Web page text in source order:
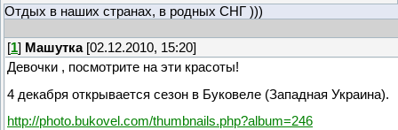
Отдых в наших странах, в родных СНГ )))
[1] Машутка[02.12.2010, 15:20]
Девочки , посмотрите на эти красоты!
4 декабря открывается сезон в Буковеле (Западная Украина).
http://photo.bukovel.com/thumbnails.php?album=246